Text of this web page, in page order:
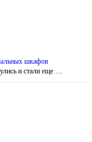
шкафов
и стали еще …